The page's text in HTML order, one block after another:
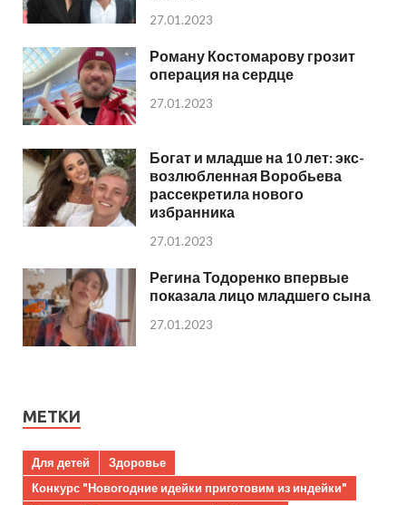
27.01.2023
Роману Костомарову грозит
операция на сердце
27.01.2023
Богат и младше на 10 лет: экс-
возлюбленная Воробьева
рассекретила нового
избранника
27.01.2023
Регина Тодоренко впервые
показала лицо младшего сына
27.01.2023
МЕТКИ
Для детей
Здоровье
Конкурс "Новогодние идейки приготовим из индейки"